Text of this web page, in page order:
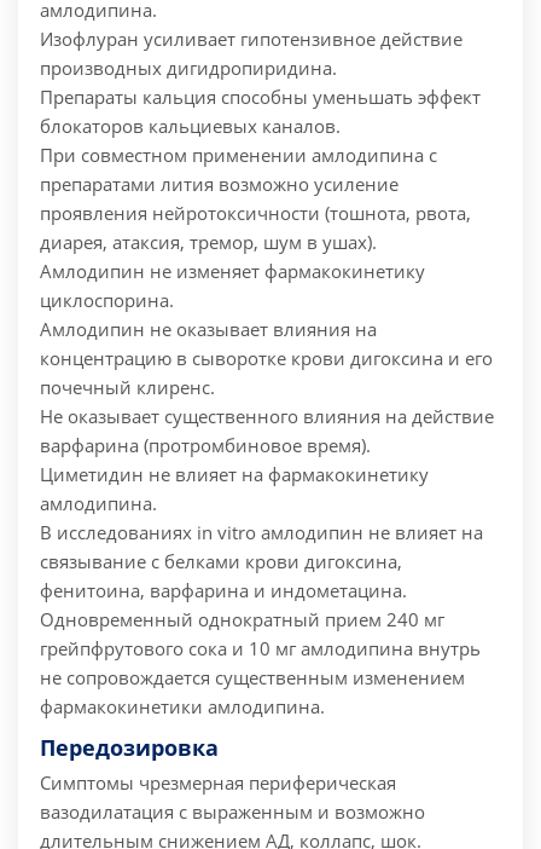
амлодипина.
Изофлуран усиливает гипотензивное действие
производных дигидропиридина.
Препараты кальция способны уменьшать эффект
блокаторов кальциевых каналов.
При совместном применении амлодипина с
препаратами лития возможно усиление
проявления нейротоксичности (тошнота, рвота,
диарея, атаксия, тремор, шум в ушах).
Амлодипин не изменяет фармакокинетику
циклоспорина.
Амлодипин не оказывает влияния на
концентрацию в сыворотке крови дигоксина и его
почечный клиренс.
Не оказывает существенного влияния на действие
варфарина (протромбиновое время).
Циметидин не влияет на фармакокинетику
амлодипина.
В исследованиях in vitro амлодипин не влияет на
связывание с белками крови дигоксина,
фенитоина, варфарина и индометацина.
Одновременный однократный прием 240 мг
грейпфрутового сока и 10 мг амлодипина внутрь
не сопровождается существенным изменением
фармакокинетики амлодипина.
Передозировка
Симптомы чрезмерная периферическая
вазодилатация с выраженным и возможно
длительным снижением АД, коллапс, шок.